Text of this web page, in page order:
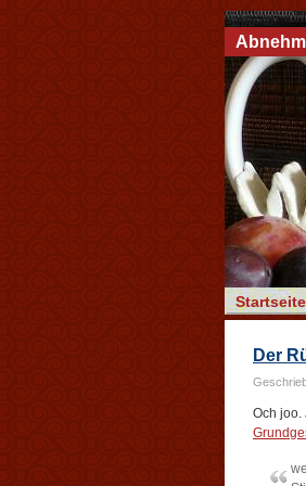
Startseite
Der
Och joo.